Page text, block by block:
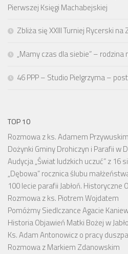
Pierwszej Księgi Machabejskiej
Zbliża się XXIII Turniej Rycerski na
„Mamy czas dla siebie” – rodzina
46 PPP – Studio Pielgrzyma –
TOP 10
Rozmowa z ks. Adamem
Dożynki Gminy Drohiczyn i Parafii w
Audycja „Świat ludzkich uczuć” z 16
„Dębowa” rocznica ślubu
100 lecie parafii Jabłoń. Historyczne
Rozmowa z ks. Piotrem Wojdatem
Pomóżmy Siedlczance Agacie
Historia Objawień Matki Bożej w
Ks. Adam Antonowicz o pracy
Rozmowa z Markiem Zdanowskim